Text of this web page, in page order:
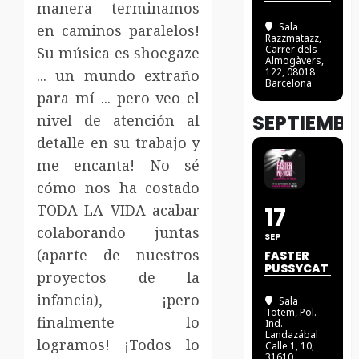
manera terminamos
en caminos paralelos!
Su música es shoegaze
... un mundo extraño
para mí ... pero veo el
nivel de atención al
detalle en su trabajo y
me encanta! No sé
cómo nos ha costado
TODA LA VIDA acabar
colaborando juntas
(aparte de nuestros
proyectos de la
infancia), ¡pero
finalmente lo
logramos! ¡Todos lo
Sala
Razzmatazz,
Carrer dels
Almogàvers,
122, 08018
Barcelona
17
SEP
FASTER
PUSSYCAT
Sala
Totem, Pol.
Ind.
Landazábal
Calle 1, 10,